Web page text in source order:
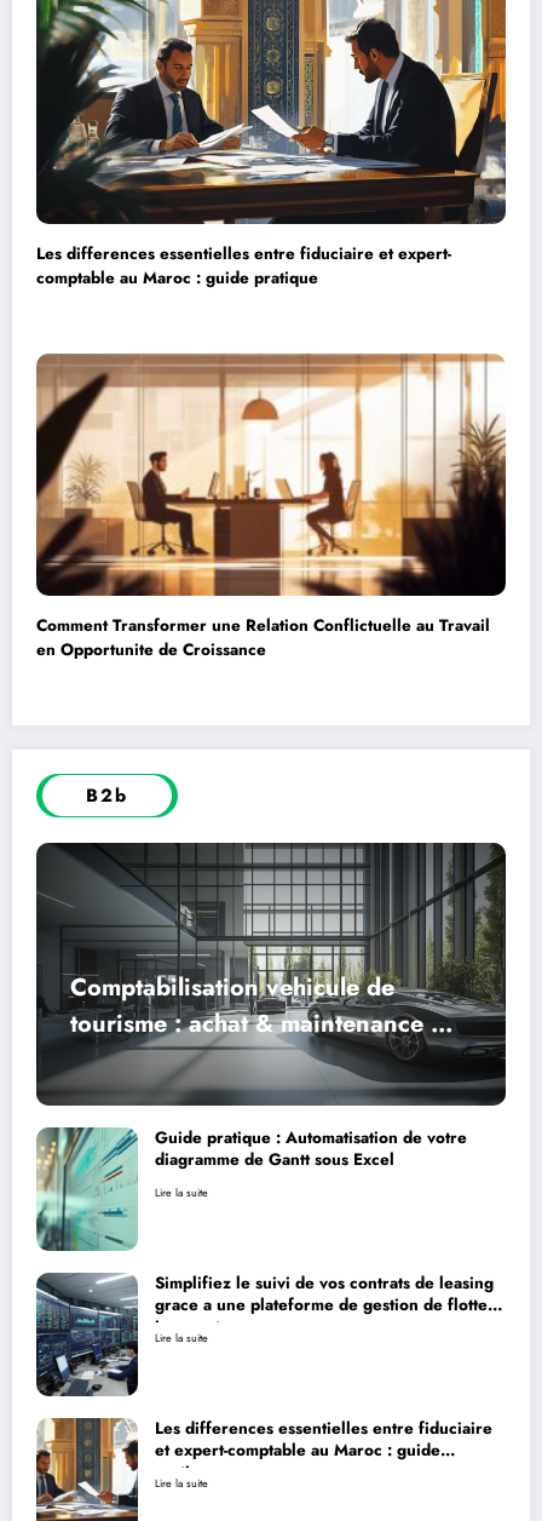
Les differences essentielles entre fiduciaire et expert-
comptable au Maroc : guide pratique
Comment Transformer une Relation Conflictuelle au Travail
en Opportunite de Croissance
B2b
Comptabilisation vehicule de
tourisme : achat & maintenance –
Maitrisez les aspects fiscaux de la
cession
Guide pratique : Automatisation de votre
diagramme de Gantt sous Excel
Lire la suite
Simplifiez le suivi de vos contrats de leasing
grace a une plateforme de gestion de flotte
innovante
Lire la suite
Les differences essentielles entre fiduciaire
et expert-comptable au Maroc : guide
pratique
Lire la suite